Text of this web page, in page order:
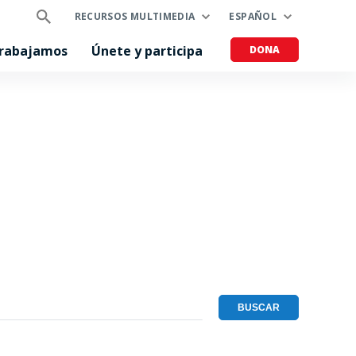
RECURSOS MULTIMEDIA ESPAÑOL
Únete y participa DONA